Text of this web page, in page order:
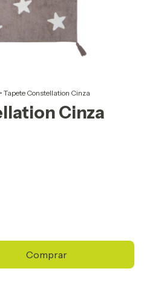
Tapete Constellation Cinza
Cinza